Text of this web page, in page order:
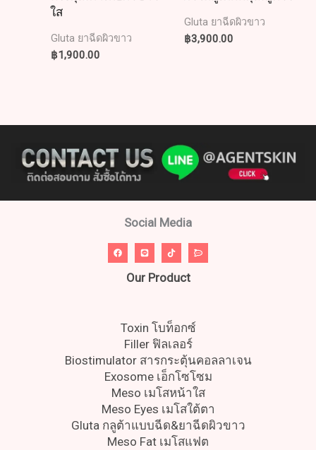
ใส
Gluta ยาฉีดผิวขาว
฿1,900.00
Gluta ยาฉีดผิวขาว
฿3,900.00
Social Media
Our Product
Toxin โบท็อกซ์
Filler ฟิลเลอร์
Biostimulator สารกระตุ้นคอลลาเจน
Exosome เอ็กโซโซม
Meso เมโสหน้าใส
Meso Eyes เมโสใต้ตา
Gluta กลูต้าแบบฉีด&ยาฉีดผิวขาว
Meso Fat เมโสแฟต